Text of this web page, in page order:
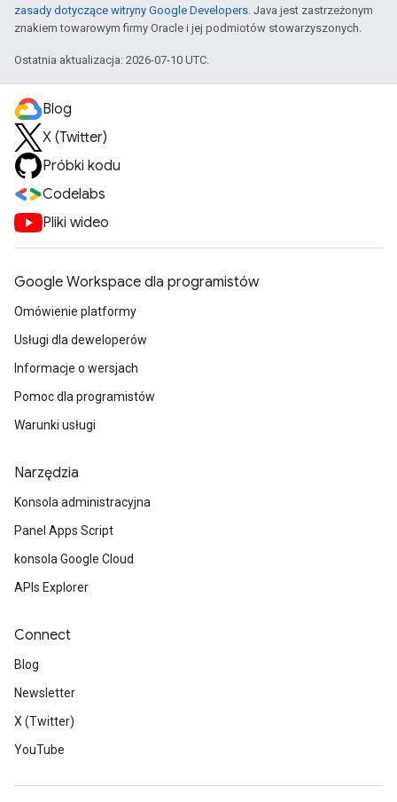
zasady dotyczące witryny Google Developers. Java jest zastrzeżonym
znakiem towarowym firmy Oracle i jej podmiotów stowarzyszonych.
Ostatnia aktualizacja: 2026-07-10 UTC.
Blog
X (Twitter)
Próbki kodu
Codelabs
Pliki wideo
Google Workspace dla programistów
Omówienie platformy
Usługi dla deweloperów
Informacje o wersjach
Pomoc dla programistów
Warunki usługi
Narzędzia
Konsola administracyjna
Panel Apps Script
konsola Google Cloud
APIs Explorer
Connect
Blog
Newsletter
X (Twitter)
YouTube